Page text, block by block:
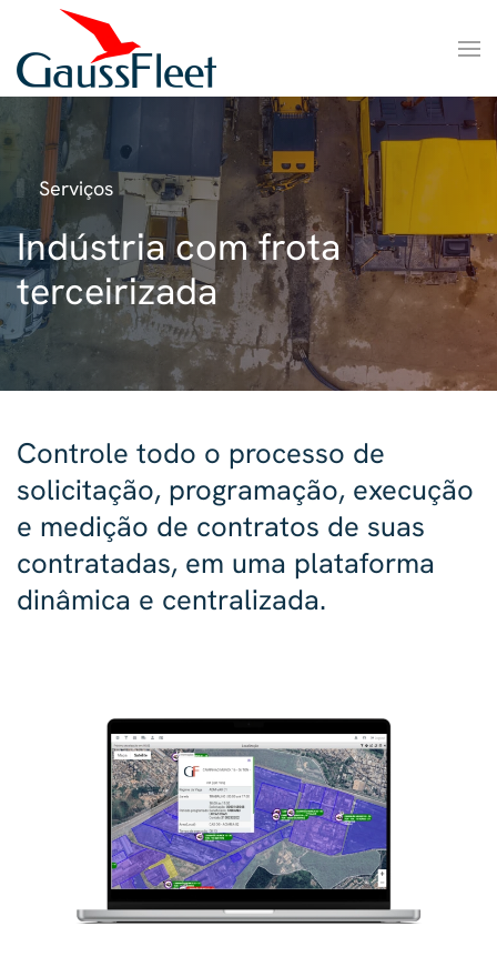
Serviços
Indústria com frota
terceirizada
Controle todo o processo de
solicitação, programação, execução
e medição de contratos de suas
contratadas, em uma plataforma
dinâmica e centralizada.